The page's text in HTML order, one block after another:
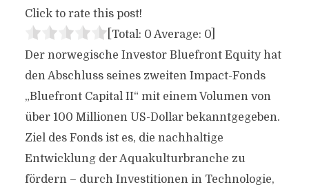
Click to rate this post!
[Total: 0 Average: 0]
Der norwegische Investor Bluefront Equity hat
den Abschluss seines zweiten Impact-Fonds
„Bluefront Capital II“ mit einem Volumen von
über 100 Millionen US-Dollar bekanntgegeben.
Ziel des Fonds ist es, die nachhaltige
Entwicklung der Aquakulturbranche zu
fördern – durch Investitionen in Technologie,